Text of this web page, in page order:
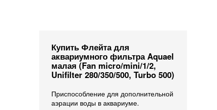
Купить Флейта для
аквариумного фильтра Aquael
малая (Fan micro/mini/1/2,
Unifilter 280/350/500, Turbo 500)
​Приспособление для дополнительной
аэрации воды в аквариуме.